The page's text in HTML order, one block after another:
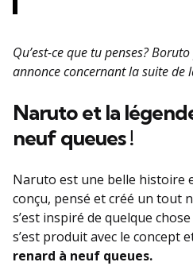
Qu’est-ce que tu penses?
annonce concernant la suite de
Naruto et la
neuf queues !
Naruto est une belle histoire
conçu, pensé et créé un tout
s’est inspiré de quelque
s’est produit avec le concept
renard à neuf queues.